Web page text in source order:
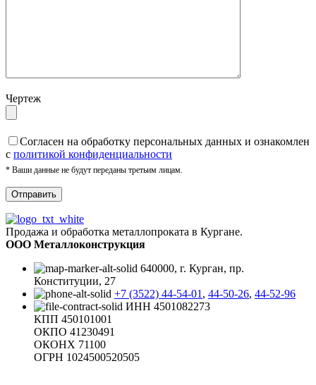
Чертеж
Cогласен на обработку персональных данных и ознакомлен
с политикой конфиденциальности
* Ваши данные не будут переданы третьим лицам.
Продажа и обработка металлопроката в Кургане.
ООО Металлоконструкция
640000, г. Курган, пр.
Конституции, 27
+7 (3522) 44-54-01 , 44-50-26, 44-52-96
ИНН 4501082273
КПП 450101001
ОКПО 41230491
ОКОНХ 71100
ОГРН 1024500520505